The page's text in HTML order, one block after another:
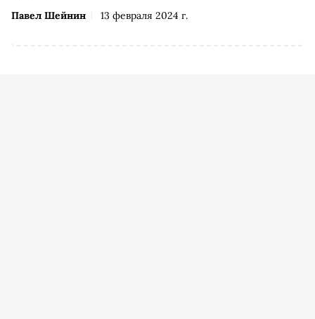
Павел Шейнин 13 февраля 2024 г.